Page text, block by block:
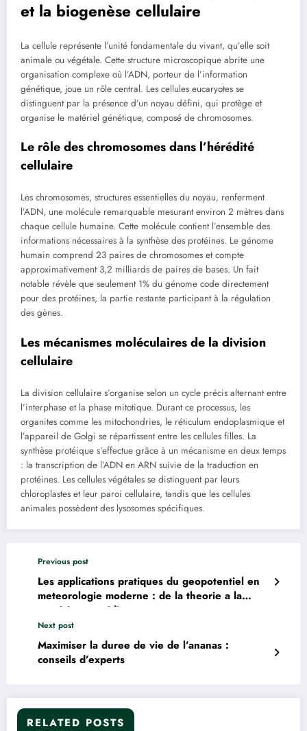
et la biogenèse cellulaire
La cellule représente l’unité fondamentale du vivant, qu’elle soit
animale ou végétale. Cette structure microscopique abrite une
organisation complexe où l’ADN, porteur de l’information
génétique, joue un rôle central. Les cellules eucaryotes se
distinguent par la présence d’un noyau défini, qui protège et
organise le matériel génétique, composé de chromosomes.
Le rôle des chromosomes dans l’hérédité
cellulaire
Les chromosomes, structures essentielles du noyau, renferment
l’ADN, une molécule remarquable mesurant environ 2 mètres dans
chaque cellule humaine. Cette molécule contient l’ensemble des
informations nécessaires à la synthèse des protéines. Le génome
humain comprend 23 paires de chromosomes et compte
approximativement 3,2 milliards de paires de bases. Un fait
notable révèle que seulement 1% du génome code directement
pour des protéines, la partie restante participant à la régulation
des gènes.
Les mécanismes moléculaires de la division
cellulaire
La division cellulaire s’organise selon un cycle précis alternant entre
l’interphase et la phase mitotique. Durant ce processus, les
organites comme les mitochondries, le réticulum endoplasmique et
l’appareil de Golgi se répartissent entre les cellules filles. La
synthèse protéique s’effectue grâce à un mécanisme en deux temps
: la transcription de l’ADN en ARN suivie de la traduction en
protéines. Les cellules végétales se distinguent par leurs
chloroplastes et leur paroi cellulaire, tandis que les cellules
animales possèdent des lysosomes spécifiques.
Previous post
Les applications pratiques du geopotentiel en
meteorologie moderne : de la theorie a la
prevision quotidienne
Next post
Maximiser la duree de vie de l’ananas :
conseils d’experts
RELATED POSTS